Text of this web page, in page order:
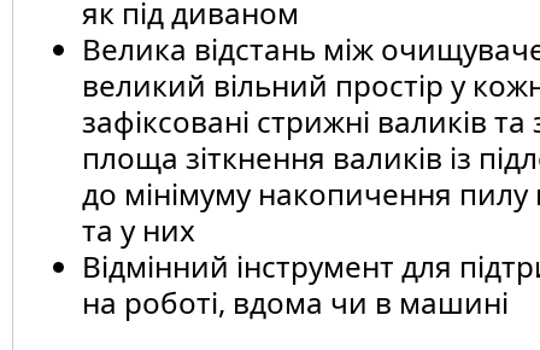
як під диваном
Велика відстань між
великий вільний простір у
зафіксовані стрижні валиків
площа зіткнення валиків із
до мінімуму накопичення пилу
та у них
Відмінний інструмент для
на роботі, вдома чи в машині